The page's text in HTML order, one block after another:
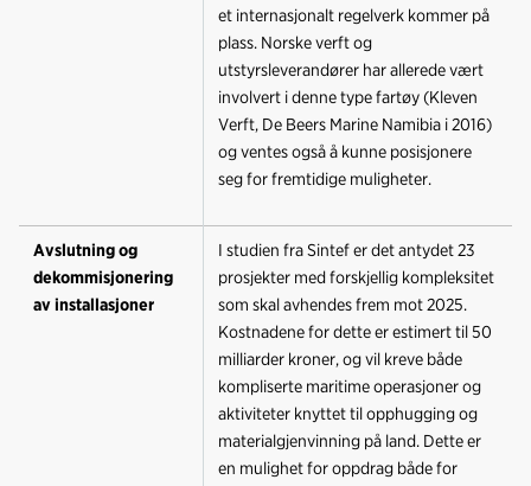
et internasjonalt regelverk kommer på
plass. Norske verft og
utstyrsleverandører har allerede vært
involvert i denne type fartøy (Kleven
Verft, De Beers Marine Namibia i 2016)
og ventes også å kunne posisjonere
seg for fremtidige muligheter.
Avslutning og
dekommisjonering
av installasjoner
I studien fra Sintef er det antydet 23
prosjekter med forskjellig kompleksitet
som skal avhendes frem mot 2025.
Kostnadene for dette er estimert til 50
milliarder kroner, og vil kreve både
kompliserte maritime operasjoner og
aktiviteter knyttet til opphugging og
materialgjenvinning på land. Dette er
en mulighet for oppdrag både for